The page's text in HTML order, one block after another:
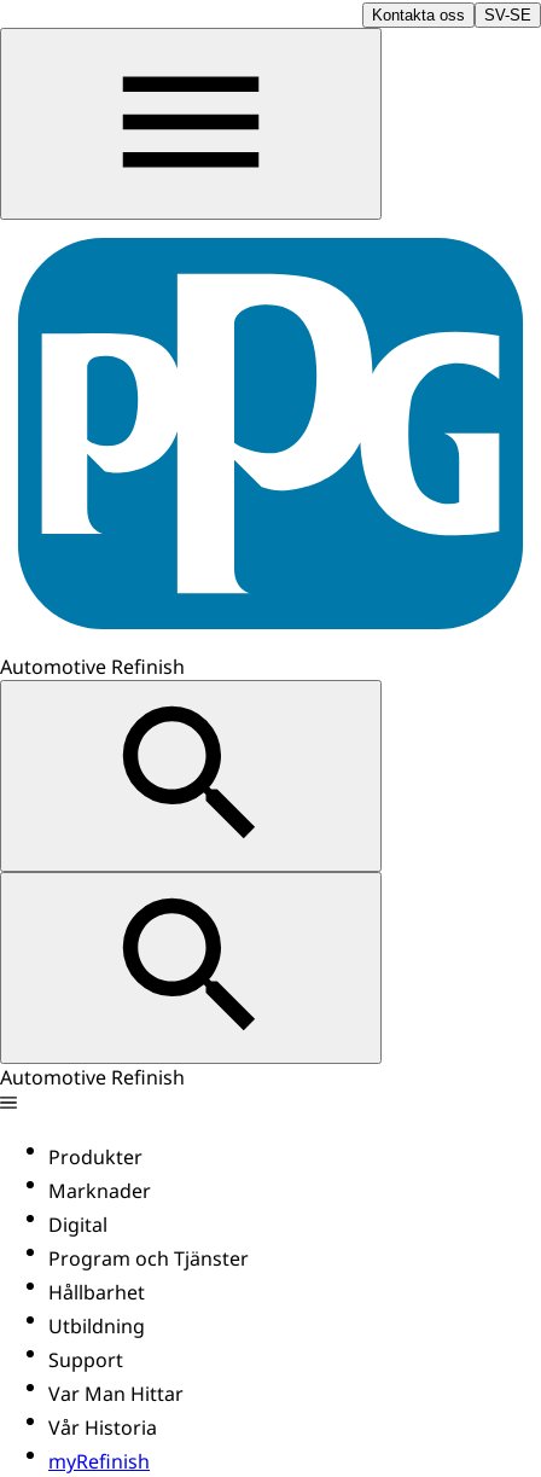
Kontakta oss SV-SE
Automotive Refinish
Automotive Refinish
Produkter
Marknader
Digital
Program och Tjänster
Hållbarhet
Utbildning
Support
Var Man Hittar
Vår Historia
myRefinish